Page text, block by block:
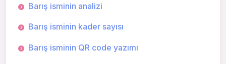
Barış isminin analizi
Barış isminin kader sayısı
Barış isminin QR code yazımı